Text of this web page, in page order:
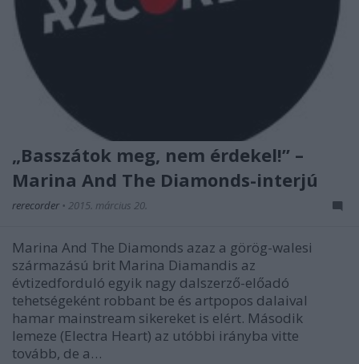
„Basszátok meg, nem érdekel!” –
Marina And The Diamonds-interjú
rerecorder • 2015. március 20.
Marina And The Diamonds azaz a görög-walesi
származású brit Marina Diamandis az
évtizedforduló egyik nagy dalszerző-előadó
tehetségeként robbant be és artpopos dalaival
hamar mainstream sikereket is elért. Második
lemeze (Electra Heart) az utóbbi irányba vitte
tovább, de a…